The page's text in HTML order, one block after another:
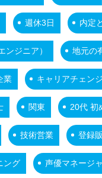
週休3日 内定
ンジニア） 地元の
業 キャリアチェンジ
関東 20代 初
技術営業 登録
ング 声優マネージ